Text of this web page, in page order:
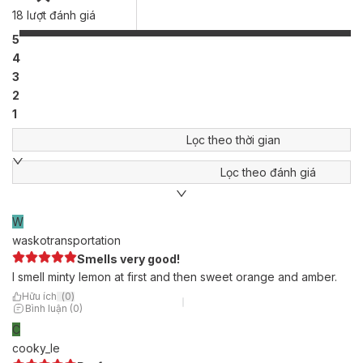
18 lượt đánh giá
5
4
3
2
1
Lọc theo thời gian
Lọc theo đánh giá
W
waskotransportation
Smells very good!
I smell minty lemon at first and then sweet orange and amber.
Hữu ích (0)
Bình luận (0)
C
cooky_le